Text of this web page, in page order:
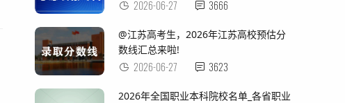
2026-06-27 3666
@江苏高考生，2026年江苏高校预估分
数线汇总来啦!
2026-06-27 3623
2026年全国职业本科院校名单_各省职业